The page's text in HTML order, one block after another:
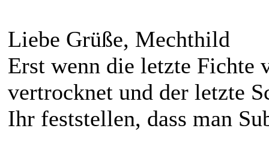
Liebe Grüße, Mechthild
Erst wenn die letzte Fichte
vertrocknet und der letzte
Ihr feststellen, dass man